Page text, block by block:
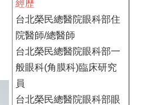
經歷
台北榮民總醫院眼科部住
院醫師/總醫師
台北榮民總醫院眼科部一
般眼科(角膜科)臨床研究
員
台北榮民總醫院眼科部眼